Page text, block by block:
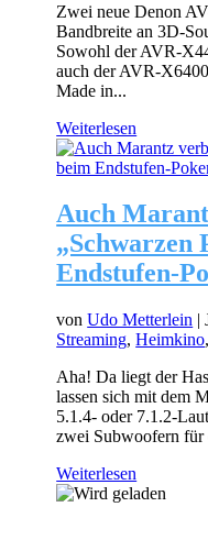
Zwei neue Denon
Bandbreite an 3D-
Sowohl der AVR-
auch der AVR-
Made in...
Weiterlesen
Auch
„Schwarzen
Endstufen-
vonUdo Metterlein |
Streaming,Heimkino
Aha! Da liegt der
lassen sich mit dem
5.1.4- oder 7.1.2-
zwei Subwoofern für
Weiterlesen